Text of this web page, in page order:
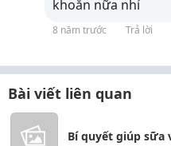
khoắn nữa nhỉ
8 năm trước Trả lời
Bài viết liên quan
Bí quyết giúp sữa